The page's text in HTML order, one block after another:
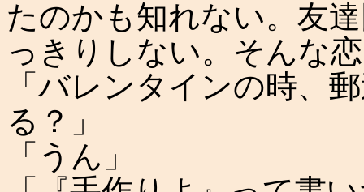
たのかも知れない。友
っきりしない。そんな
「バレンタインの時、
る？」
「うん」